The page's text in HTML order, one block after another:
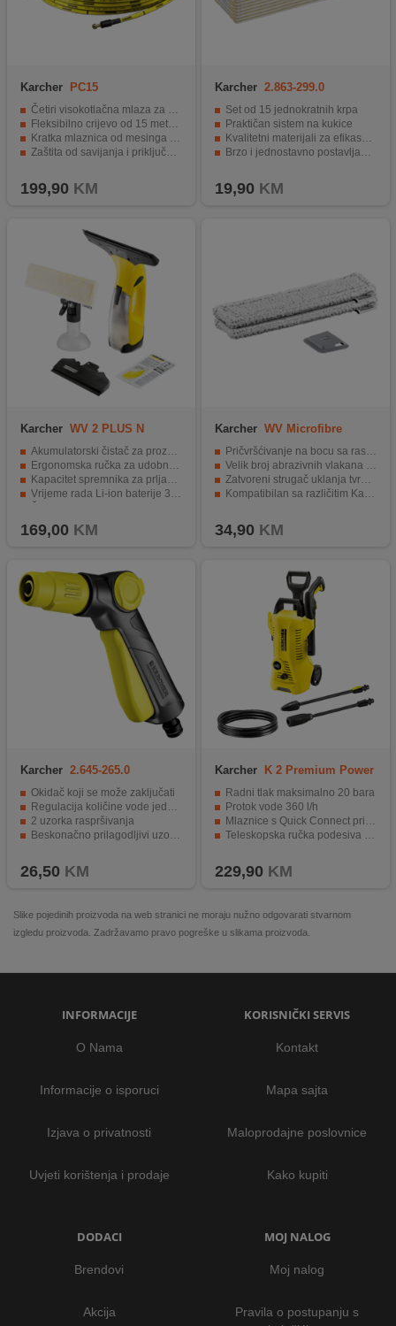
Karcher PC15
Četiri visokotlačna mlaza za uklanjanje blokada.
Fleksibilno crijevo od 15 metara za lako manevriranje.
Kratka mlaznica od mesinga za optimalnu pokretljivost.
Zaštita od savijanja i priključak od mesinga za dugotrajnost.
199,90 KM
Karcher 2.863-299.0
Set od 15 jednokratnih krpa
Praktičan sistem na kukice
Kvalitetni materijali za efikasno čišćenje
Brzo i jednostavno postavljanje i uklanjanje
19,90 KM
Karcher WV 2 PLUS N
Akumulatorski čistač za prozore.
Ergonomska ručka za udobno rukovanje.
Kapacitet spremnika za prljavu vodu 100 ml.
Vrijeme rada Li-ion baterije 35 minuta.
169,00 KM
Karcher WV Microfibre
Cleaning Head Outdoor
Pričvršćivanje na bocu sa raspršivačem.
Velik broj abrazivnih vlakana za vanjske prozore.
Zatvoreni strugač uklanja tvrdokornu prljavštinu.
Kompatibilan sa različitim Karcher uređajima.
34,90 KM
Karcher 2.645-265.0
Okidač koji se može zaključati
Regulacija količine vode jednom rukom
2 uzorka raspršivanja
Beskonačno prilagodljivi uzorci raspršivanja
26,50 KM
Karcher
K 2 Premium Power
Radni tlak maksimalno 20 bara
Protok vode 360 l/h
Mlaznice s Quick Connect priključkom
Teleskopska ručka podesiva po visini
229,90 KM
Slike pojedinih proizvoda na web stranici ne moraju nužno odgovarati stvarnom
izgledu proizvoda. Zadržavamo pravo pogreške u slikama proizvoda.
INFORMACIJE
O Nama
Informacije o isporuci
Izjava o privatnosti
Uvjeti korištenja i prodaje
KORISNIČKI SERVIS
Kontakt
Mapa sajta
Maloprodajne poslovnice
Kako kupiti
DODACI
Brendovi
Akcija
MOJ NALOG
Moj nalog
Pravila o postupanju s